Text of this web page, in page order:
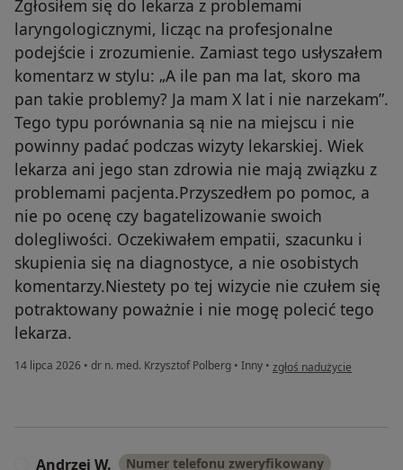
Zgłosiłem się do lekarza z problemami
laryngologicznymi, licząc na profesjonalne
podejście i zrozumienie. Zamiast tego usłyszałem
komentarz w stylu: „A ile pan ma lat, skoro ma
pan takie problemy? Ja mam X lat i nie narzekam”.
Tego typu porównania są nie na miejscu i nie
powinny padać podczas wizyty lekarskiej. Wiek
lekarza ani jego stan zdrowia nie mają związku z
problemami pacjenta.Przyszedłem po pomoc, a
nie po ocenę czy bagatelizowanie swoich
dolegliwości. Oczekiwałem empatii, szacunku i
skupienia się na diagnostyce, a nie osobistych
komentarzy.Niestety po tej wizycie nie czułem się
potraktowany poważnie i nie mogę polecić tego
lekarza.
14 lipca 2026 • dr n. med. Krzysztof Polberg • Inny • w opinii użytkownika
zgłoś nadużycie
Andrzej W. Numer telefonu zweryfikowany